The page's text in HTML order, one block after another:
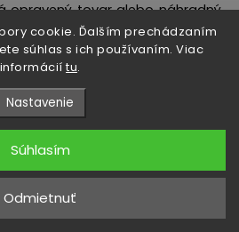
cookie. Ďalším prechádzaním
súhlas s ich používaním. Viac
informácií tu.
Nastavenie
Odmietnuť
Súhlasím
opravený tovar alebo náhradný
na vlastné náklady rovnakým
spôsobom, akým mu kupujúci
ak sa zmluvné strany
Ak kupujúci neprevezme tovar
mesiacov odo dňa, kedy ju mal
obchodník tovar predať. Ak ide
obchodník kupujúceho
predaji vopred upovedomí
dodatočnú lehotu na